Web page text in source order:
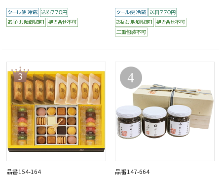
品番154-164
品番147-664